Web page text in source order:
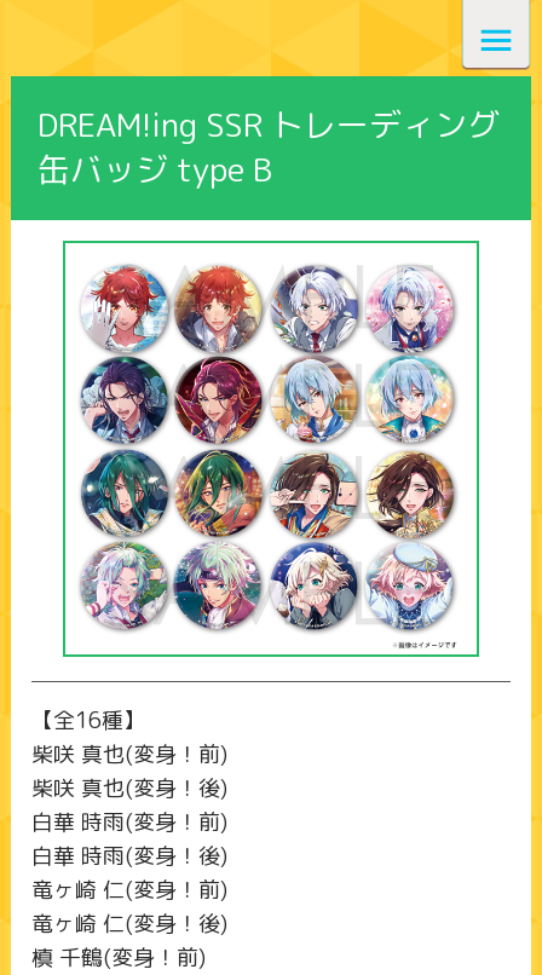
DREAM!ing SSR トレーディング
缶バッジ type B
【全16種】
柴咲 真也(変身！前)
柴咲 真也(変身！後)
白華 時雨(変身！前)
白華 時雨(変身！後)
竜ヶ崎 仁(変身！前)
竜ヶ崎 仁(変身！後)
槙 千鶴(変身！前)